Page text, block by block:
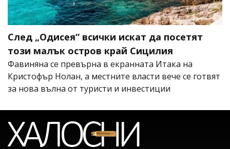
След „Одисея“ всички искат да посетят
този малък остров край Сицилия
Фавиняна се превърна в екранната Итака на
Кристофър Нолан, а местните власти вече се готвят
за нова вълна от туристи и инвестиции